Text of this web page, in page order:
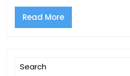
Read MoreRead
More
Search